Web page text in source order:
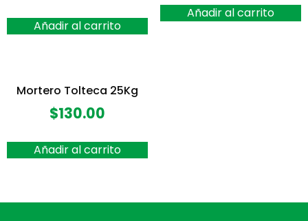
Añadir al carrito
Añadir al carrito
Mortero Tolteca 25Kg
$130.00
Añadir al carrito